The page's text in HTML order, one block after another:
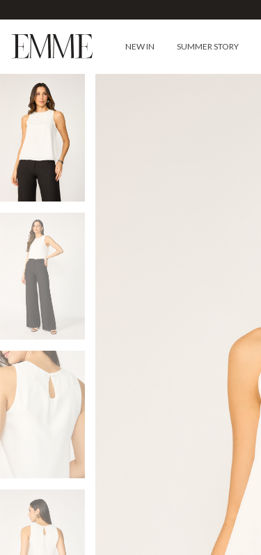
NEW IN SUMMER STORY